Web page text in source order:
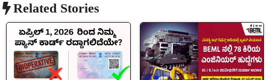
Related Stories